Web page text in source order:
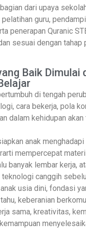
dari upaya
guru,
penerapan Quranic
sesuai dengan tahap
Baik Dimulai
di tengah
cara bekerja, pola
dalam kehidupan akan
anak menghadapi
mempercepat
banyak lembar kerja,
canggih
usia dini, fondasi
keberanian
sama, kreativitas,